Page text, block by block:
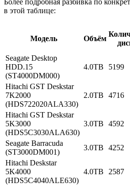
в этой таблице:
Модель Объём
Seagate Desktop
HDD.15
(ST4000DM000)
4.0TB 5199
Hitachi GST Deskstar
7K2000
(HDS722020ALA330)
2.0TB 4716
Hitachi GST Deskstar
5K3000
(HDS5C3030ALA630)
3.0TB 4592
Seagate Barracuda
(ST3000DM001)
3.0TB 4252
Hitachi Deskstar
5K4000
(HDS5C4040ALE630)
4.0TB 2587